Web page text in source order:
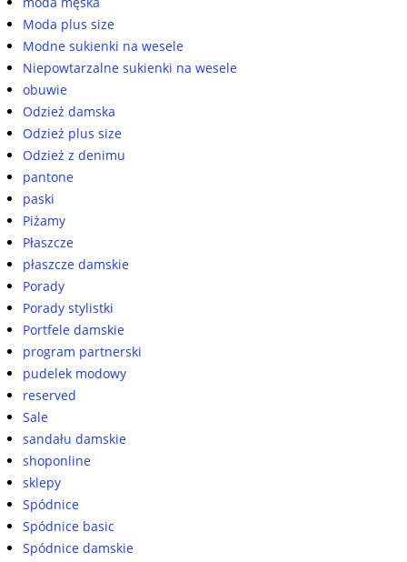
Moda plus size
Modne sukienki na wesele
Niepowtarzalne sukienki na wesele
obuwie
Odzież damska
Odzież plus size
Odzież z denimu
pantone
paski
Piżamy
Płaszcze
płaszcze damskie
Porady
Porady stylistki
Portfele damskie
program partnerski
pudelek modowy
reserved
Sale
sandału damskie
shoponline
sklepy
Spódnice
Spódnice basic
Spódnice damskie